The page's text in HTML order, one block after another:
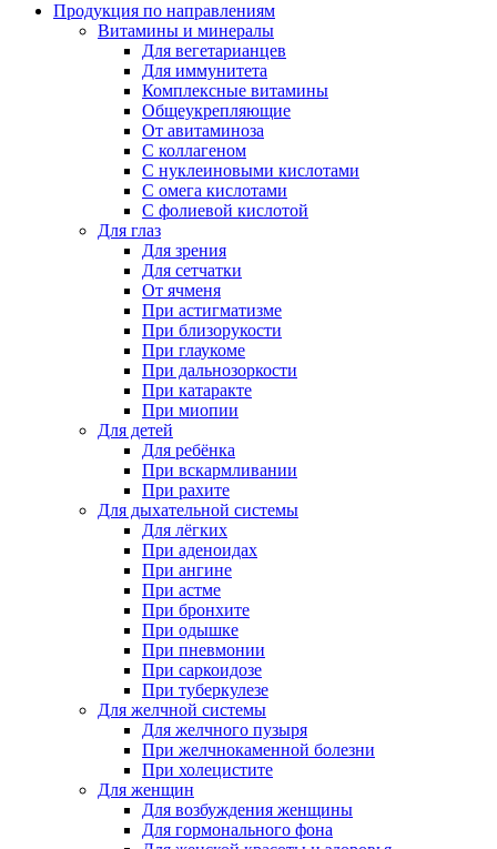
Продукция по направлениям
Витамины и минералы
Для вегетарианцев
Для иммунитета
Комплексные витамины
Общеукрепляющие
От авитаминоза
С коллагеном
С нуклеиновыми кислотами
С омега кислотами
С фолиевой кислотой
Для глаз
Для зрения
Для сетчатки
От ячменя
При астигматизме
При близорукости
При глаукоме
При дальнозоркости
При катаракте
При миопии
Для детей
Для ребёнка
При вскармливании
При рахите
Для дыхательной системы
Для лёгких
При аденоидах
При ангине
При астме
При бронхите
При одышке
При пневмонии
При саркоидозе
При туберкулезе
Для желчной системы
Для желчного пузыря
При желчнокаменной болезни
При холецистите
Для женщин
Для возбуждения женщины
Для гормонального фона